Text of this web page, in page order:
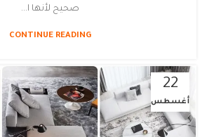
صحيح لأنها ا...
CONTINUE READING
22
أغسطس